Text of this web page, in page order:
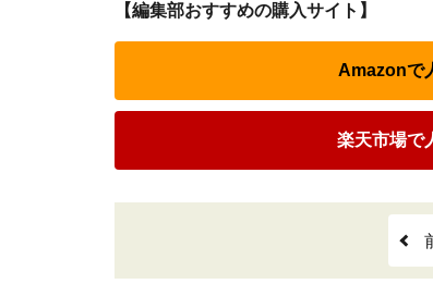
【編集部おすすめの購入サイト】
Amazonで
楽天市場で